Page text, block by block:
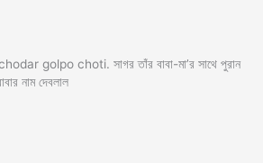
chodar golpo choti. সাগর তাঁর বাবা-মা’র সাথে পুরান
নাম দেবলাল